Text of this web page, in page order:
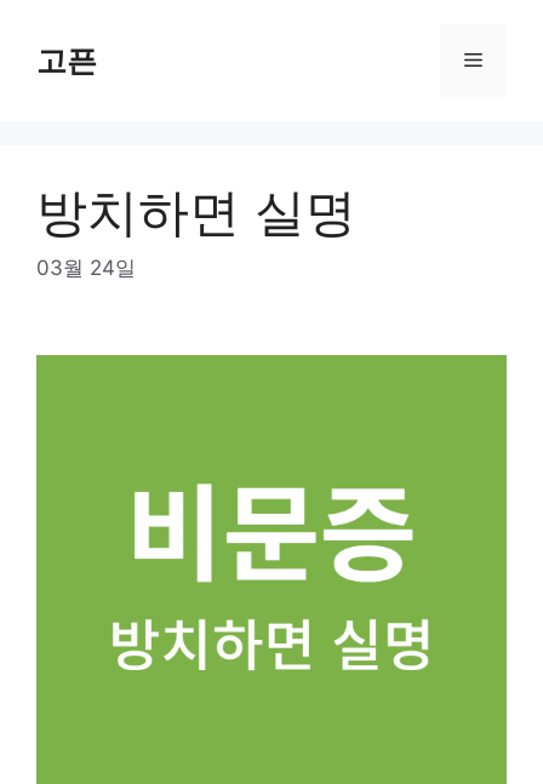
content
고픈 Menu
방치하면 실명
03월 24일